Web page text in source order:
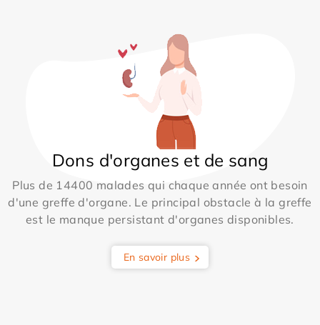
Dons d'organes et de sang
Plus de 14400 malades qui chaque année ont besoin
d'une greffe d'organe. Le principal obstacle à la greffe
est le manque persistant d'organes disponibles.
En savoir plus